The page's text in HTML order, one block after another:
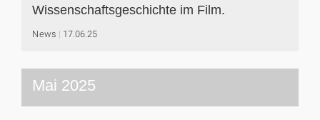
Wissenschaftsgeschichte im Film.
News 17.06.25
Mai 2025